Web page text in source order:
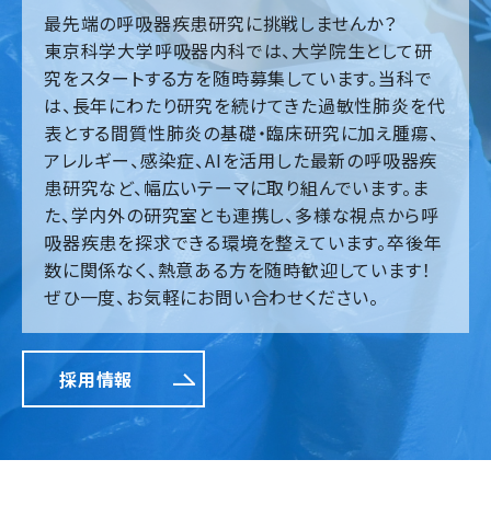
最先端の呼吸器疾患研究に挑戦しませんか？
東京科学大学呼吸器内科では、大学院生として研
究をスタートする方を随時募集しています。当科で
は、長年にわたり研究を続けてきた過敏性肺炎を代
表とする間質性肺炎の基礎・臨床研究に加え腫瘍、
アレルギー、感染症、AIを活用した最新の呼吸器疾
患研究など、幅広いテーマに取り組んでいます。ま
た、学内外の研究室とも連携し、多様な視点から呼
吸器疾患を探求できる環境を整えています。卒後年
数に関係なく、熱意ある方を随時歓迎しています！
ぜひ一度、お気軽にお問い合わせください。
採用情報